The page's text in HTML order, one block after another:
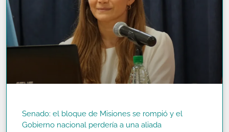
Senado: el bloque de Misiones se rompió y el
Gobierno nacional perdería a una aliada